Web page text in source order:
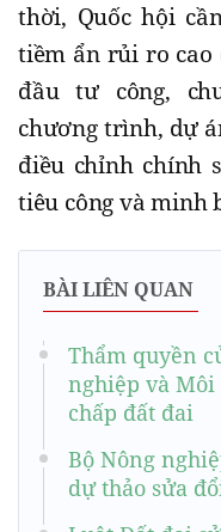
thời, Quốc hội
tiềm ẩn rủi ro cao
đầu tư công,
chương trình, dự
điều chỉnh chính
tiêu công và minh
BÀI LIÊN QUAN
Thẩm quyền
nghiệp và
chấp đất đai
Bộ Nông
dự thảo sửa